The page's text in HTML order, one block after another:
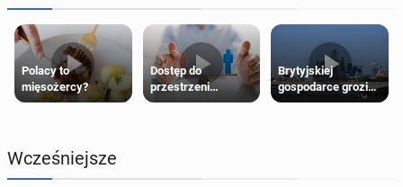
Polacy to
mięsożercy?
Dostęp do
przestrzeni
przeznaczonych
Brytyjskiej
gospodarce grozi
recesja, jeśli
Wcześniejsze